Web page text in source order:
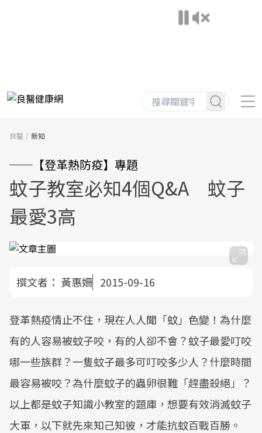
良醫 新知
──【登革熱防疫】專題
蚊子教室必知4個Q&A 蚊子
最愛3高
撰文者： 黃惠姍 2015-09-16
登革熱疫情止不住，現在人人聞「蚊」色變！為什麼
有的人容易被蚊子咬，有的人卻不會？蚊子最愛叮咬
哪一些族群？一隻蚊子最多可叮咬多少人？什麼時間
最容易被咬？為什麼蚊子的蟲卵很難「趕盡殺絕」？
以上都是蚊子知識小教室的題庫，想要有效消滅蚊子
大軍，以下就先來知己知彼，才能抗蚊百戰百勝。